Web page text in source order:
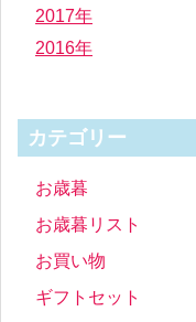
2017年
2016年
カテゴリー
お歳暮
お歳暮リスト
お買い物
ギフトセット